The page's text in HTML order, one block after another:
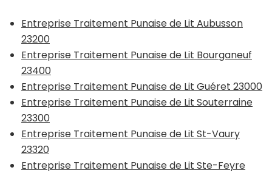
Entreprise Traitement Punaise de Lit Aubusson
23200
Entreprise Traitement Punaise de Lit Bourganeuf
23400
Entreprise Traitement Punaise de Lit Guéret 23000
Entreprise Traitement Punaise de Lit Souterraine
23300
Entreprise Traitement Punaise de Lit St-Vaury
23320
Entreprise Traitement Punaise de Lit Ste-Feyre